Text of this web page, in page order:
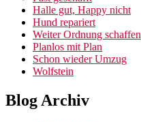
Halle gut, Happy nicht
Hund repariert
Weiter Ordnung schaffen
Planlos mit Plan
Schon wieder Umzug
Wolfstein
Blog Archiv